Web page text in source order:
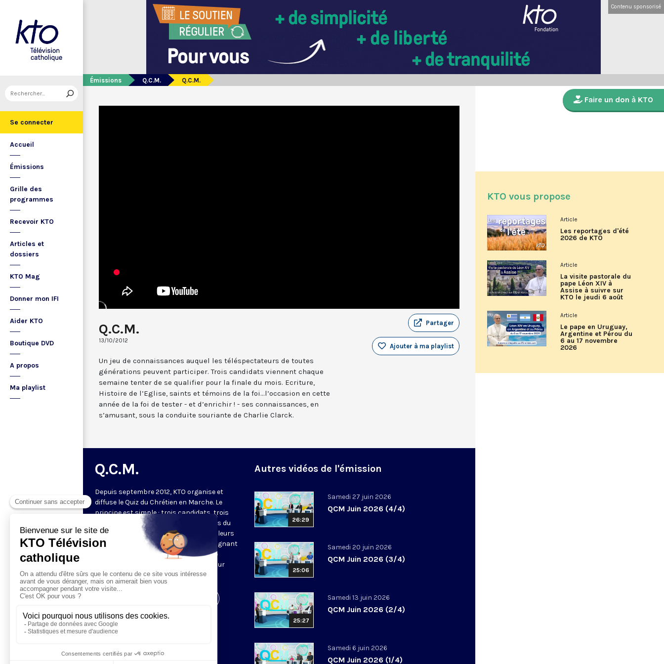
Se connecter
Accueil
Émissions
Grille des
programmes
Recevoir KTO
Articles et
dossiers
KTO Mag
Donner mon IFI
Aider KTO
Boutique DVD
A propos
Ma playlist
Contenu sponsorisé
Émissions Q.C.M. Q.C.M.
Q.C.M.
13/10/2012
Partager
Ajouter à ma playlist
Un jeu de connaissances auquel les téléspectateurs de toutes
générations peuvent participer. Trois candidats viennent chaque
semaine tenter de se qualifier pour la finale du mois. Ecriture,
Histoire de l’Eglise, saints et témoins de la foi...l’occasion en cette
année de la foi de tester - et d’enrichir ! - ses connaissances, en
s’amusant, sous la conduite souriante de Charlie Clarck.
Q.C.M.
Depuis septembre 2012, KTO organise et
diffuse le Quiz du Chrétien en Marche. Le
principe est simple : trois candidats, trois
manches. Les deux premières manches du
jeu permettent de choisir les deux meilleurs
candidats pour la manche finale. Le gagnant
de l'émission revient à la fin du mois se
confronter à deux autres gagnants pour
tenter de gagner le lot majeur.
Autres vidéos de l'émission
26:29
Samedi 27 juin 2026
QCM Juin 2026 (4/4)
25:06
Samedi 20 juin 2026
QCM Juin 2026 (3/4)
25:27
Samedi 13 juin 2026
QCM Juin 2026 (2/4)
Samedi 6 juin 2026
QCM Juin 2026 (1/4)
Faire un don à KTO
KTO vous propose
Article
Les reportages d'été
2026 de KTO
Article
La visite pastorale du
pape Léon XIV à
Assise à suivre sur
KTO le jeudi 6 août
Article
Le pape en Uruguay,
Argentine et Pérou du
6 au 17 novembre
2026